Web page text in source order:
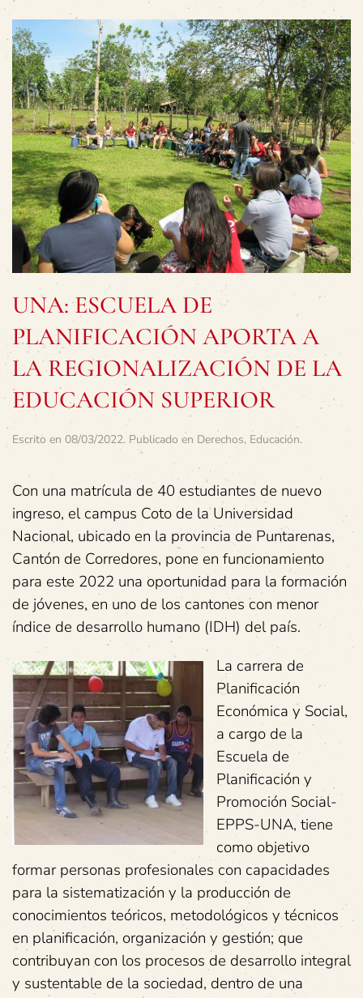
UNA: ESCUELA DE
PLANIFICACIÓN APORTA A
LA REGIONALIZACIÓN DE LA
EDUCACIÓN SUPERIOR
Escrito en 08/03/2022. Publicado en Derechos, Educación.
Con una matrícula de 40 estudiantes de nuevo
ingreso, el campus Coto de la Universidad
Nacional, ubicado en la provincia de Puntarenas,
Cantón de Corredores, pone en funcionamiento
para este 2022 una oportunidad para la formación
de jóvenes, en uno de los cantones con menor
índice de desarrollo humano (IDH) del país.
La carrera de
Planificación
Económica y Social,
a cargo de la
Escuela de
Planificación y
Promoción Social-
EPPS-UNA, tiene
como objetivo
formar personas profesionales con capacidades
para la sistematización y la producción de
conocimientos teóricos, metodológicos y técnicos
en planificación, organización y gestión; que
contribuyan con los procesos de desarrollo integral
y sustentable de la sociedad, dentro de una